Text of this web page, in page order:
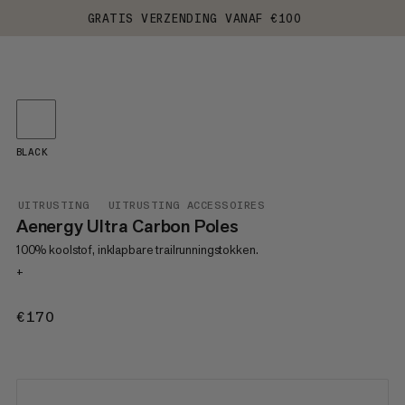
GRATIS VERZENDING VANAF €100
UITRUSTING UITRUSTING ACCESSOIRES
Aenergy Ultra Carbon Poles
100% koolstof, inklapbare trailrunningstokken.
+
€170
BLACK